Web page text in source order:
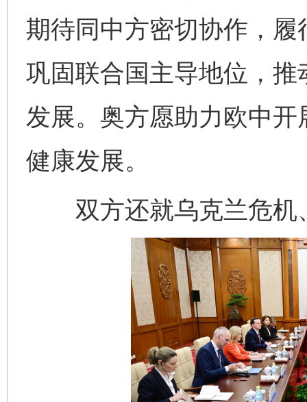
期待同中方密切协作，
巩固联合国主导地位，
发展。奥方愿助力欧中
健康发展。
双方还就乌克兰危机
这是一记警钟！ 谢
在谋一域中谋全局
今
习近平的博鳌关键词
魏明亮